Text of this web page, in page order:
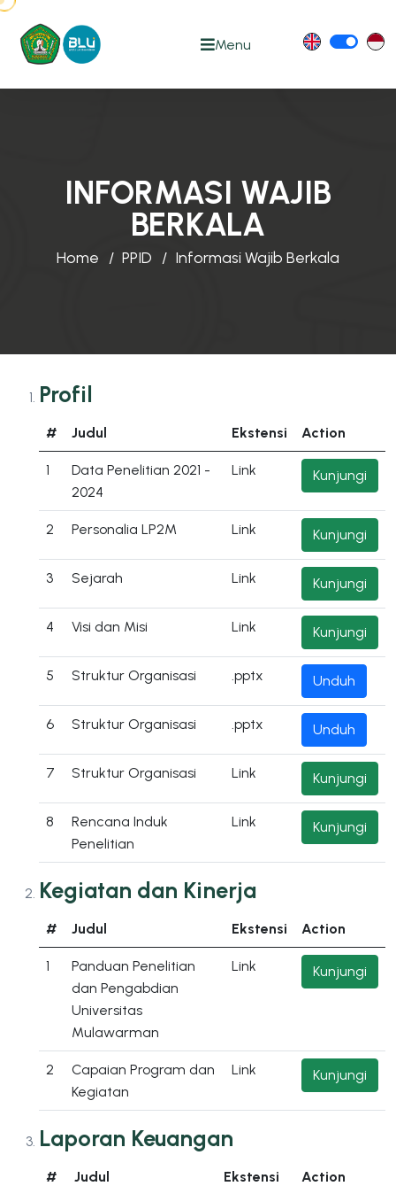
Menu
INFORMASI WAJIB
BERKALA
Home PPID Informasi Wajib Berkala
Profil
# Judul Ekstensi Action
1
Data Penelitian 2021 -
2024
Link Kunjungi
2 Personalia LP2M Link Kunjungi
3 Sejarah Link Kunjungi
4 Visi dan Misi Link Kunjungi
5 Struktur Organisasi .pptx Unduh
6 Struktur Organisasi .pptx Unduh
7 Struktur Organisasi Link Kunjungi
8
Rencana Induk
Penelitian
Link Kunjungi
Kegiatan dan Kinerja
# Judul Ekstensi Action
1
Panduan Penelitian
dan Pengabdian
Universitas
Mulawarman
Link Kunjungi
2
Capaian Program dan
Kegiatan
Link Kunjungi
Laporan Keuangan
# Judul Ekstensi Action